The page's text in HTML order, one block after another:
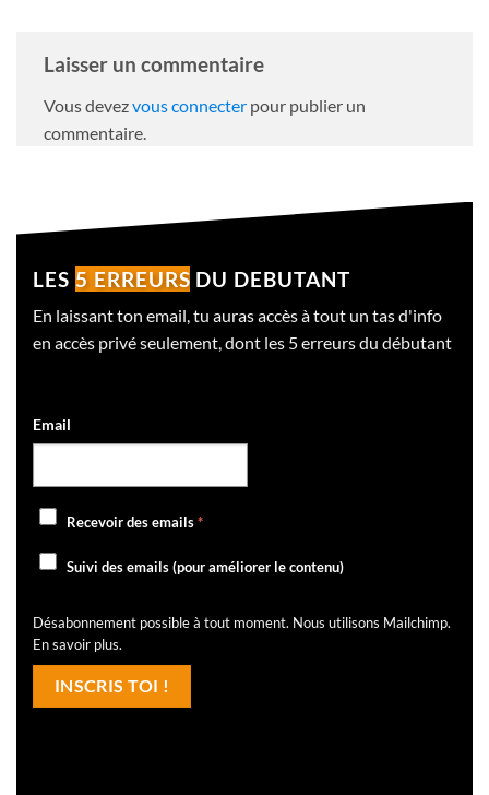
Laisser un commentaire
Vous devezvous connecter pour publier un
commentaire.
LES 5 ERREURS DU DEBUTANT
En laissant ton email, tu auras accès à tout un tas d'info
en accès privé seulement, dont les 5 erreurs du débutant
Email
Recevoir des emails*
Suivi des emails (pour améliorer le contenu)
Désabonnement possible à tout moment. Nous utilisons Mailchimp.
En savoir plus.